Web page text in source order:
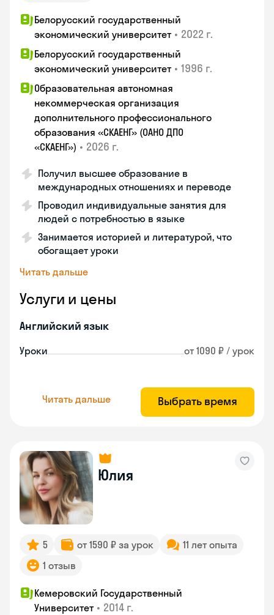
Белорусский государственный
экономический университет • 2022 г.
Белорусский государственный
экономический университет • 1996 г.
Образовательная автономная
некоммерческая организация
дополнительного профессионального
образования «СКАЕНГ» (ОАНО ДПО
«СКАЕНГ») • 2026 г.
Получил высшее образование в
международных отношениях и переводе
Проводил индивидуальные занятия для
людей с потребностью в языке
Занимается историей и литературой, что
обогащает уроки
Читать дальше
Услуги и цены
Английский язык
Уроки от 1090 ₽ / урок
Читать дальше Выбрать время
Юлия
5 от 1590 ₽ за урок
11 лет опыта
1 отзыв
Кемеровский Государственный
Университет • 2014 г.